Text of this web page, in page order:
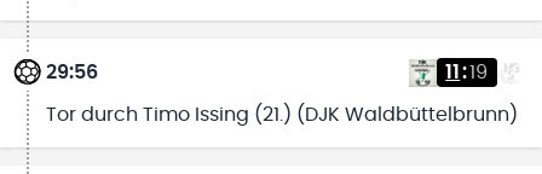
29:56 11 :19
Tor durch Timo Issing (21.) (DJK Waldbüttelbrunn)